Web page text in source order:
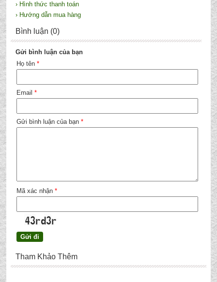
› Hình thức thanh toán
› Hướng dẫn mua hàng
Bình luận (0)
Gửi bình luận của bạn
Họ tên *
Email *
Gửi bình luận của bạn *
Mã xác nhận *
Tham Khảo Thêm